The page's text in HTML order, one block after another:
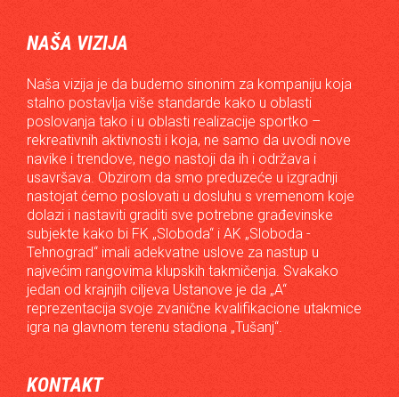
NAŠA VIZIJA
Naša vizija je da budemo sinonim za kompaniju koja
stalno postavlja više standarde kako u oblasti
poslovanja tako i u oblasti realizacije sportko –
rekreativnih aktivnosti i koja, ne samo da uvodi nove
navike i trendove, nego nastoji da ih i održava i
usavršava. Obzirom da smo preduzeće u izgradnji
nastojat ćemo poslovati u dosluhu s vremenom koje
dolazi i nastaviti graditi sve potrebne građevinske
subjekte kako bi FK „Sloboda“ i AK „Sloboda -
Tehnograd“ imali adekvatne uslove za nastup u
najvećim rangovima klupskih takmičenja. Svakako
jedan od krajnjih ciljeva Ustanove je da „A“
reprezentacija svoje zvanične kvalifikacione utakmice
igra na glavnom terenu stadiona „Tušanj“.
KONTAKT